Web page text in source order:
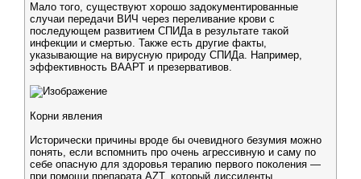
Мало того, существуют хорошо задокументированные
случаи передачи ВИЧ через переливание крови с
последующем развитием СПИДа в результате такой
инфекции и смертью. Также есть другие факты,
указывающие на вирусную природу СПИДа. Например,
эффективность ВААРТ и презервативов.
Корни явления
Исторически причины вроде бы очевидного безумия можно
понять, если вспомнить про очень агрессивную и саму по
себе опасную для здоровья терапию первого поколения —
при помощи препарата AZT, который диссиденты